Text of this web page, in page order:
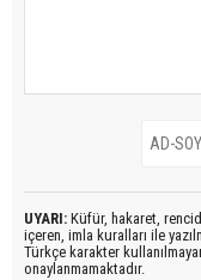
UYARI: Küfür, hakaret,
içeren, imla kuralları ile
Türkçe karakter
onaylanmamaktadır.